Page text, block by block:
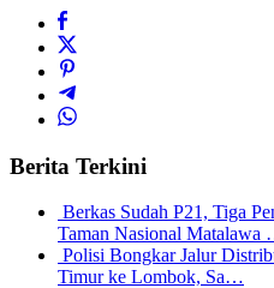
Berita Terkini
Berkas Sudah P21, Tiga
Taman Nasional Matalawa
Polisi Bongkar Jalur
Timur ke Lombok, Sa…